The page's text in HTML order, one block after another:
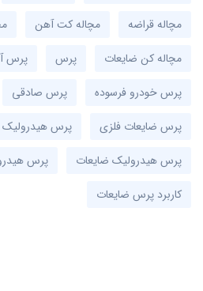
مچاله قراضه
مچاله کت آهن
مچاله کن ضایعات
پرس
پرس
پرس خودرو فرسوده
پرس صادقی
پرس ضایعات فلزی
پرس هیدرولیک
پرس هیدرولیک ضایعات
پرس
کاربرد پرس ضایعات